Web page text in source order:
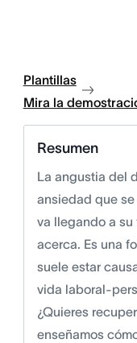
Plantillas
Mira la
Resumen
La angustia del
ansiedad que
va llegando a su
acerca. Es una
suele estar
vida laboral-
¿Quieres
enseñamos